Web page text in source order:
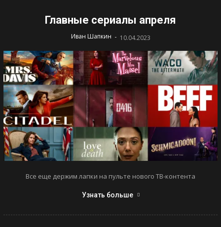
Главные сериалы апреля
Иван Шапкин - 10.04.2023
Все еще держим лапки на пульте нового ТВ-контента
Узнать больше